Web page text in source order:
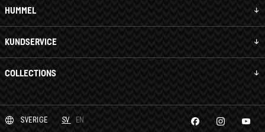
HUMMEL
KUNDSERVICE
COLLECTIONS
SVERIGE SV EN